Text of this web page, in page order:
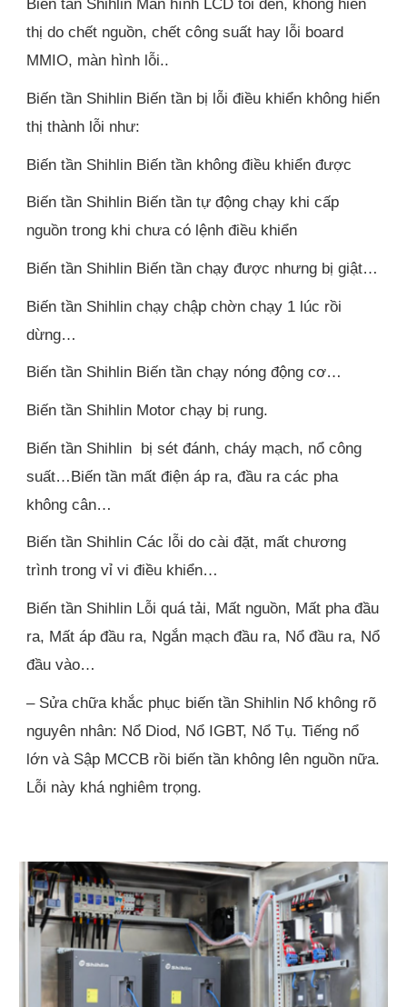
Biến tần Shihlin Màn hình LCD tối đen, không hiển
thị do chết nguồn, chết công suất hay lỗi board
MMIO, màn hình lỗi..
Biến tần Shihlin Biến tần bị lỗi điều khiển không hiển
thị thành lỗi như:
Biến tần Shihlin Biến tần không điều khiển được
Biến tần Shihlin Biến tần tự động chạy khi cấp
nguồn trong khi chưa có lệnh điều khiển
Biến tần Shihlin Biến tần chạy được nhưng bị giật…
Biến tần Shihlin chạy chập chờn chạy 1 lúc rồi
dừng…
Biến tần Shihlin Biến tần chạy nóng động cơ…
Biến tần Shihlin Motor chạy bị rung.
Biến tần Shihlin bị sét đánh, cháy mạch, nổ công
suất…Biến tần mất điện áp ra, đầu ra các pha
không cân…
Biến tần Shihlin Các lỗi do cài đặt, mất chương
trình trong vỉ vi điều khiển…
Biến tần Shihlin Lỗi quá tải, Mất nguồn, Mất pha đầu
ra, Mất áp đầu ra, Ngắn mạch đầu ra, Nổ đầu ra, Nổ
đầu vào…
– Sửa chữa khắc phục biến tần Shihlin Nổ không rõ
nguyên nhân: Nổ Diod, Nổ IGBT, Nổ Tụ. Tiếng nổ
lớn và Sập MCCB rồi biến tần không lên nguồn nữa.
Lỗi này khá nghiêm trọng.